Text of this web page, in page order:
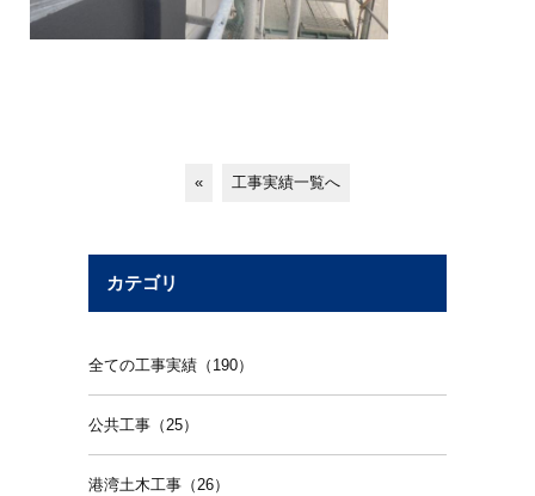
« 工事実績一覧へ
カテゴリ
全ての工事実績（190）
公共工事（25）
港湾土木工事（26）